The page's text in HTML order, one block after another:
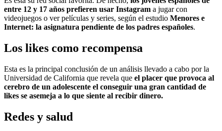
entre 12 y 17 años prefieren usar Instagram a jugar con
videojuegos o ver películas y series, según el estudio Menores e
Internet: la asignatura pendiente de los padres españoles.
Los likes como recompensa
Esta es la principal conclusión de un análisis llevado a cabo por la
Universidad de California que revela que el placer que provoca al
cerebro de un adolescente el conseguir una gran cantidad de
likes se asemeja a lo que siente al recibir dinero.
Redes y salud